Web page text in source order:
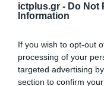
ictplus.gr - Do Not
Information
If you wish to opt-out
processing of your
targeted advertising
section to confirm
ΡΟΗ